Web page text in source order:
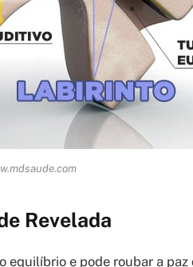
Revelada
equilíbrio e pode roubar a paz